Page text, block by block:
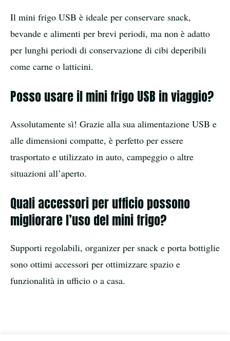
Il mini frigo USB è ideale per conservare snack,
bevande e alimenti per brevi periodi, ma non è adatto
per lunghi periodi di conservazione di cibi deperibili
come carne o latticini.
Posso usare il mini frigo USB in viaggio?
Assolutamente sì! Grazie alla sua alimentazione USB e
alle dimensioni compatte, è perfetto per essere
trasportato e utilizzato in auto, campeggio o altre
situazioni all’aperto.
Quali accessori per ufficio possono
migliorare l’uso del mini frigo?
Supporti regolabili, organizer per snack e porta bottiglie
sono ottimi accessori per ottimizzare spazio e
funzionalità in ufficio o a casa.